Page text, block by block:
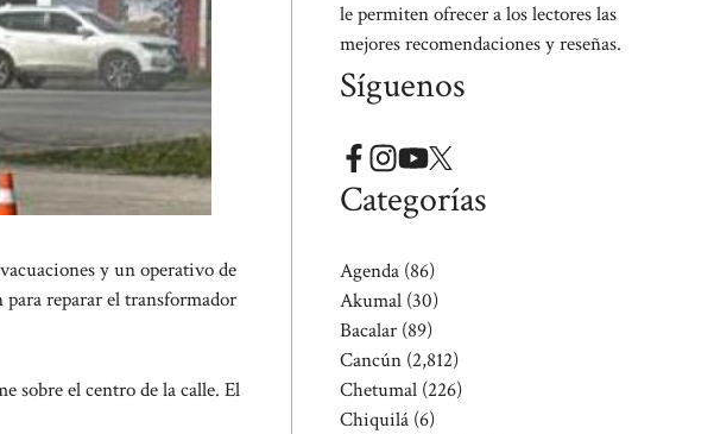
y un operativo de
para reparar el transformador
sobre el centro de la calle. El
le permiten ofrecer a los lectores las
mejores recomendaciones y reseñas.
Síguenos
Categorías
Agenda (86)
Akumal (30)
Bacalar (89)
Cancún (2,812)
Chetumal (226)
Chiquilá (6)